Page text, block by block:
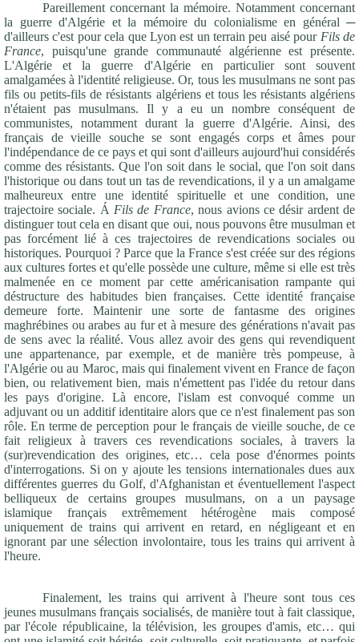
Pareillement concernant la mémoire. Notamment concernant
la guerre d'Algérie et la mémoire du colonialisme en général ­­─
d'ailleurs c'est pour cela que Lyon est un terrain peu aisé pour Fils de
France, puisqu'une grande communauté algérienne est présente.
L'Algérie et la guerre d'Algérie en particulier sont souvent
amalgamées à l'identité religieuse. Or, tous les musulmans ne sont pas
fils ou petits-fils de résistants algériens et tous les résistants algériens
n'étaient pas musulmans. Il y a eu un nombre conséquent de
communistes, notamment durant la guerre d'Algérie. Ainsi, des
français de vieille souche se sont engagés corps et âmes pour
l'indépendance de ce pays et qui sont d'ailleurs aujourd'hui considérés
comme des résistants. Que l'on soit dans le social, que l'on soit dans
l'historique ou dans tout un tas de revendications, il y a un amalgame
malheureux entre une identité spirituelle et une condition, une
trajectoire sociale. Á Fils de France, nous avions ce désir ardent de
distinguer tout cela en disant que oui, nous pouvons être musulman et
pas forcément lié à ces trajectoires de revendications sociales ou
historiques. Pourquoi ? Parce que la France s'est créée sur des régions
aux cultures fortes et qu'elle possède une culture, même si elle est très
malmenée en ce moment par cette américanisation rampante qui
déstructure des habitudes bien françaises. Cette identité française
demeure forte. Maintenir une sorte de fantasme des origines
maghrébines ou arabes au fur et à mesure des générations n'avait pas
de sens avec la réalité. Vous allez avoir des gens qui revendiquent
une appartenance, par exemple, et de manière très pompeuse, à
l'Algérie ou au Maroc, mais qui finalement vivent en France de façon
bien, ou relativement bien, mais n'émettent pas l'idée du retour dans
les pays d'origine. Là encore, l'islam est convoqué comme un
adjuvant ou un additif identitaire alors que ce n'est finalement pas son
rôle. En terme de perception pour le français de vieille souche, de ce
fait religieux à travers ces revendications sociales, à travers la
(sur)revendication des origines, etc… cela pose d'énormes points
d'interrogations. Si on y ajoute les tensions internationales dues aux
différentes guerres du Golf, d'Afghanistan et éventuellement l'aspect
belliqueux de certains groupes musulmans, on a un paysage
islamique français extrêmement hétérogène mais composé
uniquement de trains qui arrivent en retard, en négligeant et en
ignorant par une sélection involontaire, tous les trains qui arrivent à
l'heure.
Finalement, les trains qui arrivent à l'heure sont tous ces
jeunes musulmans français socialisés, de manière tout à fait classique,
par l'école républicaine, la télévision, les groupes d'amis, etc… qui